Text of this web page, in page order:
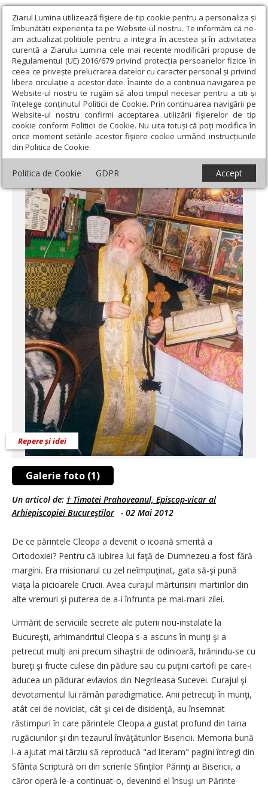
Ziarul Lumina utilizează fişiere de tip cookie pentru a personaliza și
îmbunătăți experiența ta pe Website-ul nostru. Te informăm că ne-
am actualizat politicile pentru a integra în acestea și în activitatea
curentă a Ziarului Lumina cele mai recente modificări propuse de
Regulamentul (UE) 2016/679 privind protecția persoanelor fizice în
ceea ce privește prelucrarea datelor cu caracter personal și privind
libera circulație a acestor date. Înainte de a continua navigarea pe
Website-ul nostru te rugăm să aloci timpul necesar pentru a citi și
înțelege conținutul Politicii de Cookie. Prin continuarea navigării pe
Website-ul nostru confirmi acceptarea utilizării fişierelor de tip
cookie conform Politicii de Cookie. Nu uita totuși că poți modifica în
orice moment setările acestor fişiere cookie urmând instrucțiunile
din Politica de Cookie.
Politica de Cookie GDPR Accept
Ziarul Lumina › Opinii › Repere și idei › Nepământeanul părinte
Cleopa (II)
Nepământeanul părinte Cleopa (II)
Galerie foto (1)
Repere și idei
Un articol de: † Timotei Prahoveanul, Episcop-vicar al
Arhiepiscopiei Bucureştilor - 02 Mai 2012
De ce părintele Cleopa a devenit o icoană smerită a
Ortodoxiei? Pentru că iubirea lui faţă de Dumnezeu a fost fără
margini. Era misionarul cu zel neîmpuţinat, gata să-şi pună
viaţa la picioarele Crucii. Avea curajul mărturisirii martirilor din
alte vremuri şi puterea de a-i înfrunta pe mai-marii zilei.
Urmărit de serviciile secrete ale puterii nou-instalate la
Bucureşti, arhimandritul Cleopa s-a ascuns în munţi şi a
petrecut mulţi ani precum sihaştrii de odinioară, hrănindu-se cu
bureţi şi fructe culese din pădure sau cu puţini cartofi pe care-i
aducea un pădurar evlavios din Negrileasa Sucevei. Curajul şi
devotamentul lui rămân paradigmatice. Anii petrecuţi în munţi,
atât cei de noviciat, cât şi cei de disidenţă, au însemnat
răstimpuri în care părintele Cleopa a gustat profund din taina
rugăciunilor şi din tezaurul învăţăturilor Bisericii. Memoria bună
l-a ajutat mai târziu să reproducă "ad literam" pagini întregi din
Sfânta Scriptură ori din scrierile Sfinţilor Părinţi ai Bisericii, a
căror operă le-a continuat-o, devenind el însuşi un Părinte